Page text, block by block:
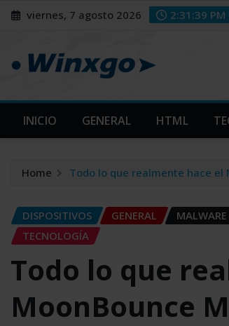
Skip viernes, 7 agosto 2026 2:31:40 PM
INICIO GENERAL HTML
Home Todo lo que realmente hace el
DISPOSITIVOS GENERAL MALWARE
TECNOLOGÍA
Todo lo que
MoonBounce
modal-check
modal-check